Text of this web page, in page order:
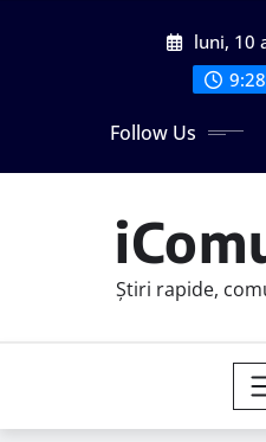
luni, 10
Follow Us
Știri rapide,